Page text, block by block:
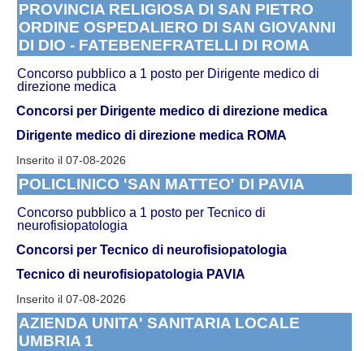
PROVINCIA RELIGIOSA DI SAN PIETRO
ORDINE OSPEDALIERO DI SAN GIOVANNI
DI DIO - FATEBENEFRATELLI DI ROMA
Concorso pubblico a 1 posto per Dirigente medico di
direzione medica
Concorsi per Dirigente medico di direzione medica
Dirigente medico di direzione medica ROMA
Inserito il 07-08-2026
POLICLINICO 'SAN MATTEO' DI PAVIA
Concorso pubblico a 1 posto per Tecnico di
neurofisiopatologia
Concorsi per Tecnico di neurofisiopatologia
Tecnico di neurofisiopatologia PAVIA
Inserito il 07-08-2026
AZIENDA UNITA' SANITARIA LOCALE
UMBRIA 1